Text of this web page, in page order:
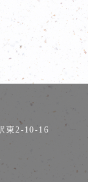
東2-10-16